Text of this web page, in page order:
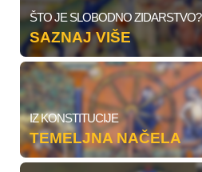
ŠTO JE SLOBODNO ZIDARSTVO?
SAZNAJ VIŠE
IZ KONSTITUCIJE
TEMELJNA NAČELA